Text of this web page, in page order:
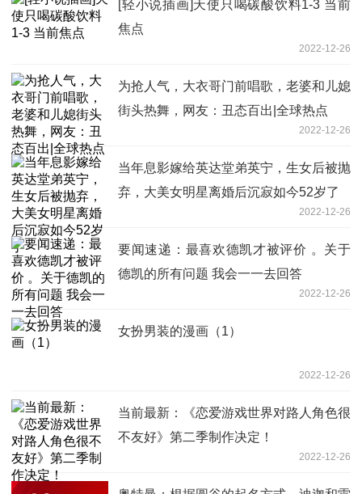
[轻小说插画]天使只喝碳酸饮料1-3 当前
焦点
2022-12-26
为抢人气，大衣哥门前唱歌，老婆和儿媳
街头热舞，网友：丑态百出|全球热点
2022-12-26
当年息影嫁给英达堂弟英宁，生女后被抛
弃，大美女明星离婚后沉寂如今52岁了
2022-12-26
要闻速递：最喜欢德凯才被评价 。关于
德凯的所有问题 我会一一去回答
2022-12-26
女扮男装的漫画（1）
2022-12-26
当前最新：《恋爱游戏世界对路人角色很
不友好》第二季制作决定！
2022-12-26